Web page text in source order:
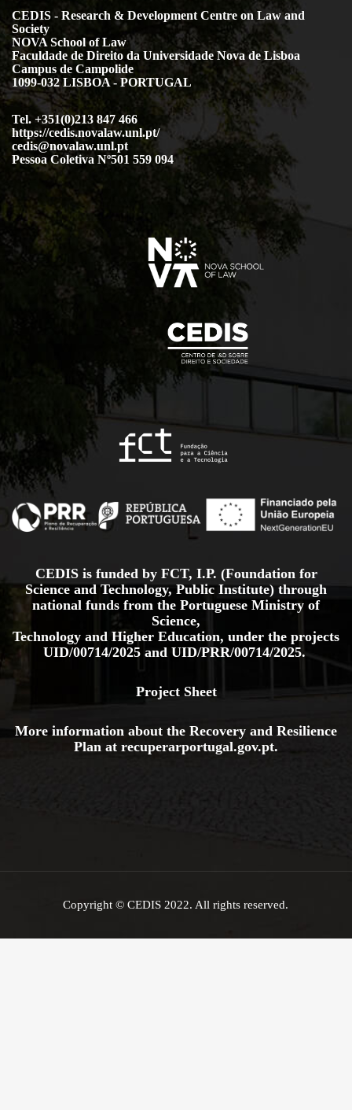
CEDIS - Research & Development Centre on Law and
Society
NOVA School of Law
Faculdade de Direito da Universidade Nova de Lisboa
Campus de Campolide
1099-032 LISBOA - PORTUGAL
Tel. +351(0)213 847 466
https://cedis.novalaw.unl.pt/
cedis@novalaw.unl.pt
Pessoa Coletiva Nº501 559 094
CEDIS is funded by FCT, I.P. (Foundation for
Science and Technology, Public Institute) through
national funds from the Portuguese Ministry of
Science,
Technology and Higher Education, under the projects
UID/00714/2025 and UID/PRR/00714/2025.
Project Sheet
More information about the Recovery and Resilience
Plan at recuperarportugal.gov.pt.
Copyright © CEDIS 2022. All rights reserved.